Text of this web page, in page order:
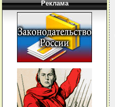
Реклама